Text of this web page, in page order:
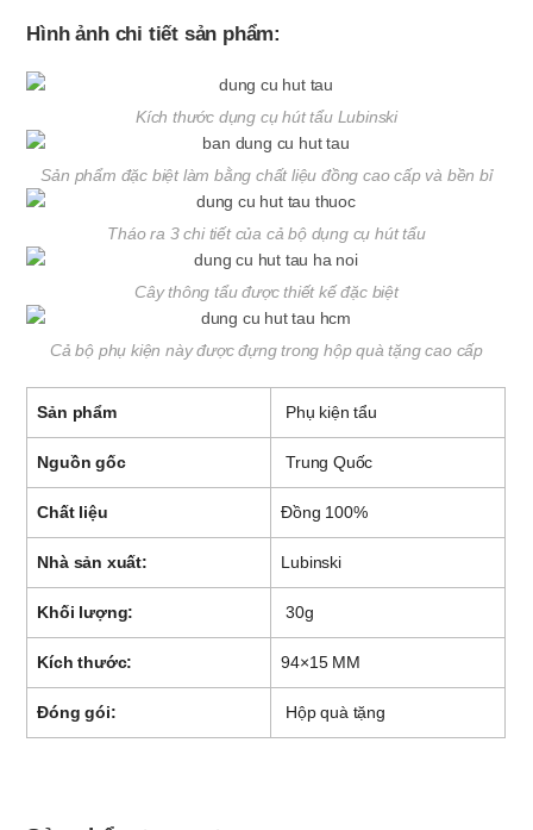
Hình ảnh chi tiết sản phẩm:
Kích thước dụng cụ hút tẩu Lubinski
Sản phẩm đặc biệt làm bằng chất liệu đồng cao cấp và bền bỉ
Tháo ra 3 chi tiết của cả bộ dụng cụ hút tẩu
Cây thông tẩu được thiết kế đặc biệt
Cả bộ phụ kiện này được đựng trong hộp quà tặng cao cấp
Sản phẩm Phụ kiện tẩu
Nguồn gốc Trung Quốc
Chất liệu Đồng 100%
Nhà sản xuất: Lubinski
Khối lượng: 30g
Kích thước: 94×15 MM
Đóng gói: Hộp quà tặng